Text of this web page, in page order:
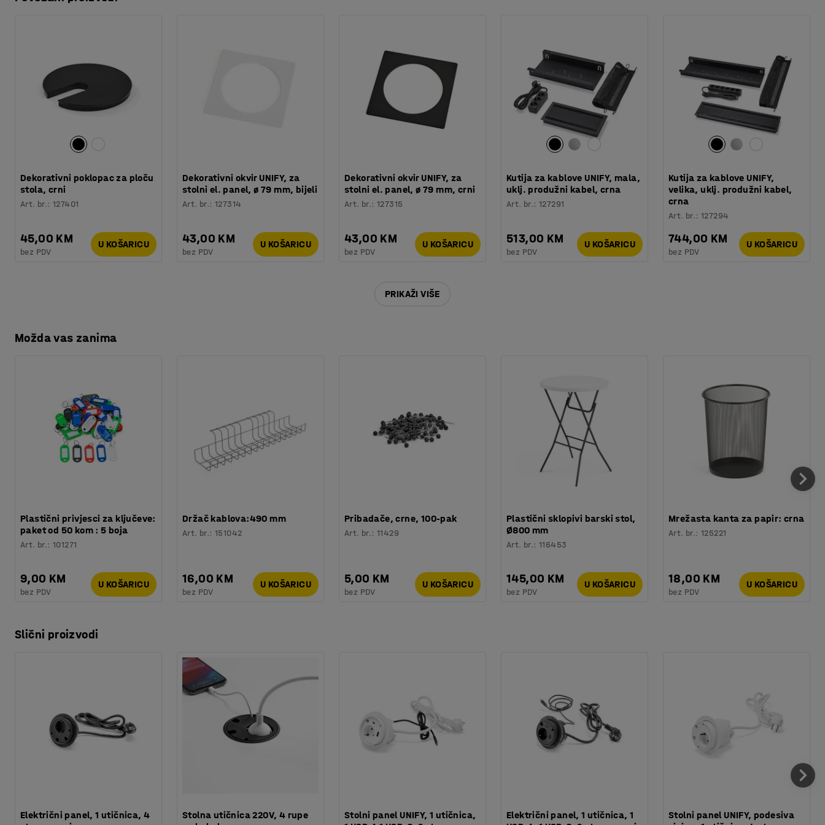
Potreban broj osoba: 1
Dekorativni poklopac za ploču
stola, crni
Art. br.:127401
45,00 KM
bez PDV
U KOŠARICU
Dekorativni okvir UNIFY, za
stolni el. panel, ø 79 mm, bijeli
Art. br.:127314
43,00 KM
bez PDV
U KOŠARICU
Dekorativni okvir UNIFY, za
stolni el. panel, ø 79 mm, crni
Art. br.:127315
43,00 KM
bez PDV
U KOŠARICU
Kutija za kablove UNIFY, mala,
uklj. produžni kabel, crna
Art. br.:127291
513,00 KM
bez PDV
U KOŠARICU
Kutija za kablove UNIFY,
velika, uklj. produžni kabel,
crna
Art. br.:127294
744,00 KM
bez PDV
U KOŠARICU
PRIKAŽI VIŠE
Možda vas zanima
Plastični privjesci za ključeve:
paket od 50 kom : 5 boja
Art. br.:101271
9,00 KM
bez PDV
U KOŠARICU
Držač kablova:490 mm
Art. br.:151042
16,00 KM
bez PDV
U KOŠARICU
Pribadače, crne, 100-pak
Art. br.:11429
5,00 KM
bez PDV
U KOŠARICU
Plastični sklopivi barski stol,
Ø800 mm
Art. br.:116453
145,00 KM
bez PDV
U KOŠARICU
Mrežasta kanta za papir: crna
Art. br.:125221
18,00 KM
bez PDV
U KOŠARICU
Slični proizvodi
Električni panel, 1 utičnica, 4
Stolna utičnica 220V, 4 rupe
Stolni panel UNIFY, 1 utičnica,
Električni panel, 1 utičnica, 1
Stolni panel UNIFY, podesiva